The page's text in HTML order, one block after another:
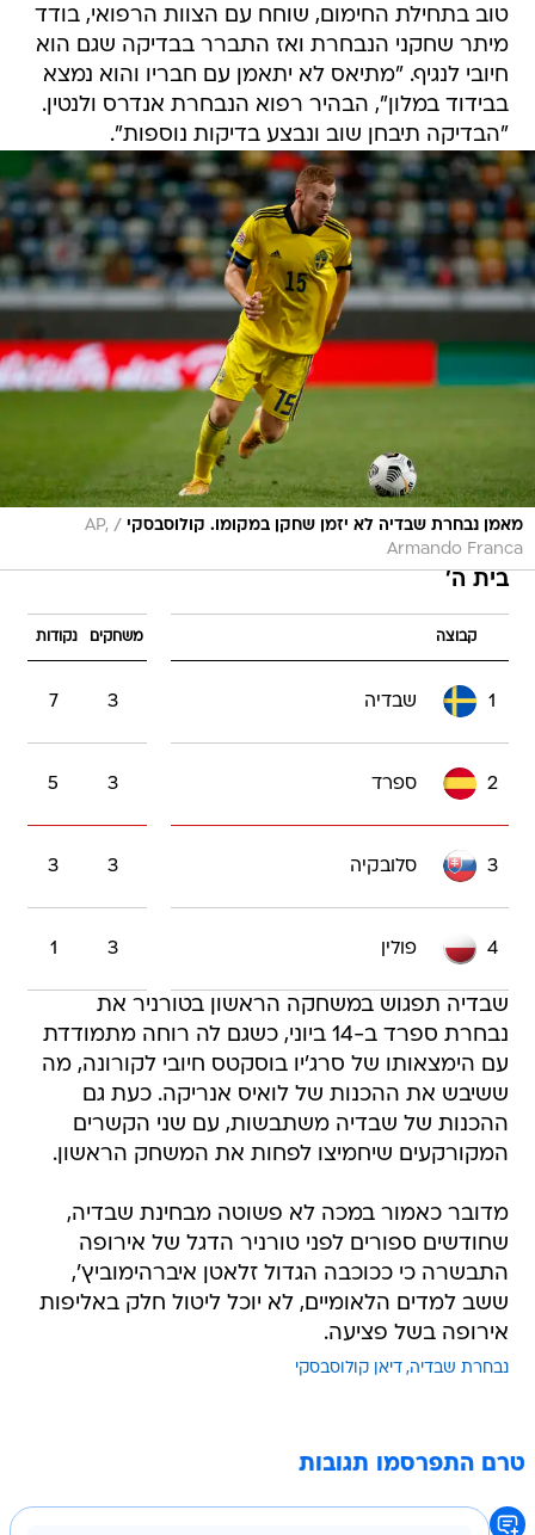
טוב בתחילת החימום, שוחח עם הצוות הרפואי, בודד
מיתר שחקני הנבחרת ואז התברר בבדיקה שגם הוא
חיובי לנגיף. "מתיאס לא יתאמן עם חבריו והוא נמצא
בבידוד במלון", הבהיר רפוא הנבחרת אנדרס ולנטין.
"הבדיקה תיבחן שוב ונבצע בדיקות נוספות".
מאמן נבחרת שבדיה לא יזמן שחקן במקומו. קולוסבסקי /
AP,
Armando Franca
בית ה'
קבוצה משחקים נקודות
1 שבדיה 3
7
2 ספרד 3
5
3 סלובקיה 3
3
4 פולין 3
1
שבדיה תפגוש במשחקה הראשון בטורניר את
נבחרת ספרד ב-14 ביוני, כשגם לה רוחה מתמודדת
עם הימצאותו של סרג'יו בוסקטס חיובי לקורונה, מה
ששיבש את ההכנות של לואיס אנריקה. כעת גם
ההכנות של שבדיה משתבשות, עם שני הקשרים
המקורקעים שיחמיצו לפחות את המשחק הראשון.
מדובר כאמור במכה לא פשוטה מבחינת שבדיה,
שחודשים ספורים לפני טורניר הדגל של אירופה
התבשרה כי ככוכבה הגדול זלאטן איברהימוביץ',
ששב למדים הלאומיים, לא יוכל ליטול חלק באליפות
אירופה בשל פציעה.
נבחרת שבדיה דיאן קולוסבסקי
טרם התפרסמו תגובות